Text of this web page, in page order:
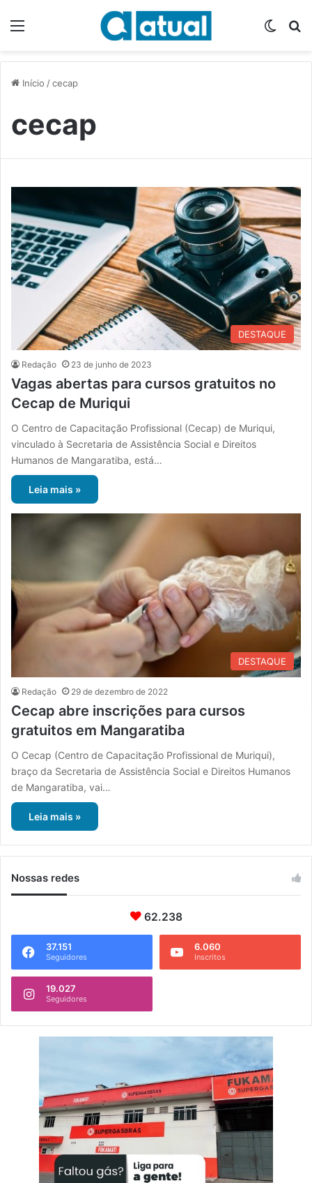
Início /cecap
cecap
DESTAQUE
Redação 23 de junho de 2023
Vagas abertas para cursos gratuitos no
Cecap de Muriqui
O Centro de Capacitação Profissional (Cecap) de Muriqui,
vinculado à Secretaria de Assistência Social e Direitos
Humanos de Mangaratiba, está…
Leia mais »
DESTAQUE
Redação 29 de dezembro de 2022
Cecap abre inscrições para cursos
gratuitos em Mangaratiba
O Cecap (Centro de Capacitação Profissional de Muriqui),
braço da Secretaria de Assistência Social e Direitos Humanos
de Mangaratiba, vai…
Leia mais »
Nossas redes
62.238
37.151
Seguidores
6.060
Inscritos
19.027
Seguidores